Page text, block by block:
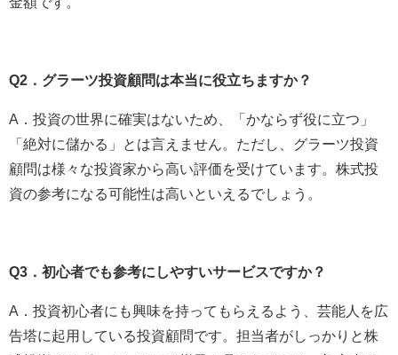
Q2．グラーツ投資顧問は本当に役立ちますか？
A．投資の世界に確実はないため、「かならず役に立つ」
「絶対に儲かる」とは言えません。ただし、グラーツ投資
顧問は様々な投資家から高い評価を受けています。株式投
資の参考になる可能性は高いといえるでしょう。
Q3．初心者でも参考にしやすいサービスですか？
A．投資初心者にも興味を持ってもらえるよう、芸能人を広
告塔に起用している投資顧問です。担当者がしっかりと株